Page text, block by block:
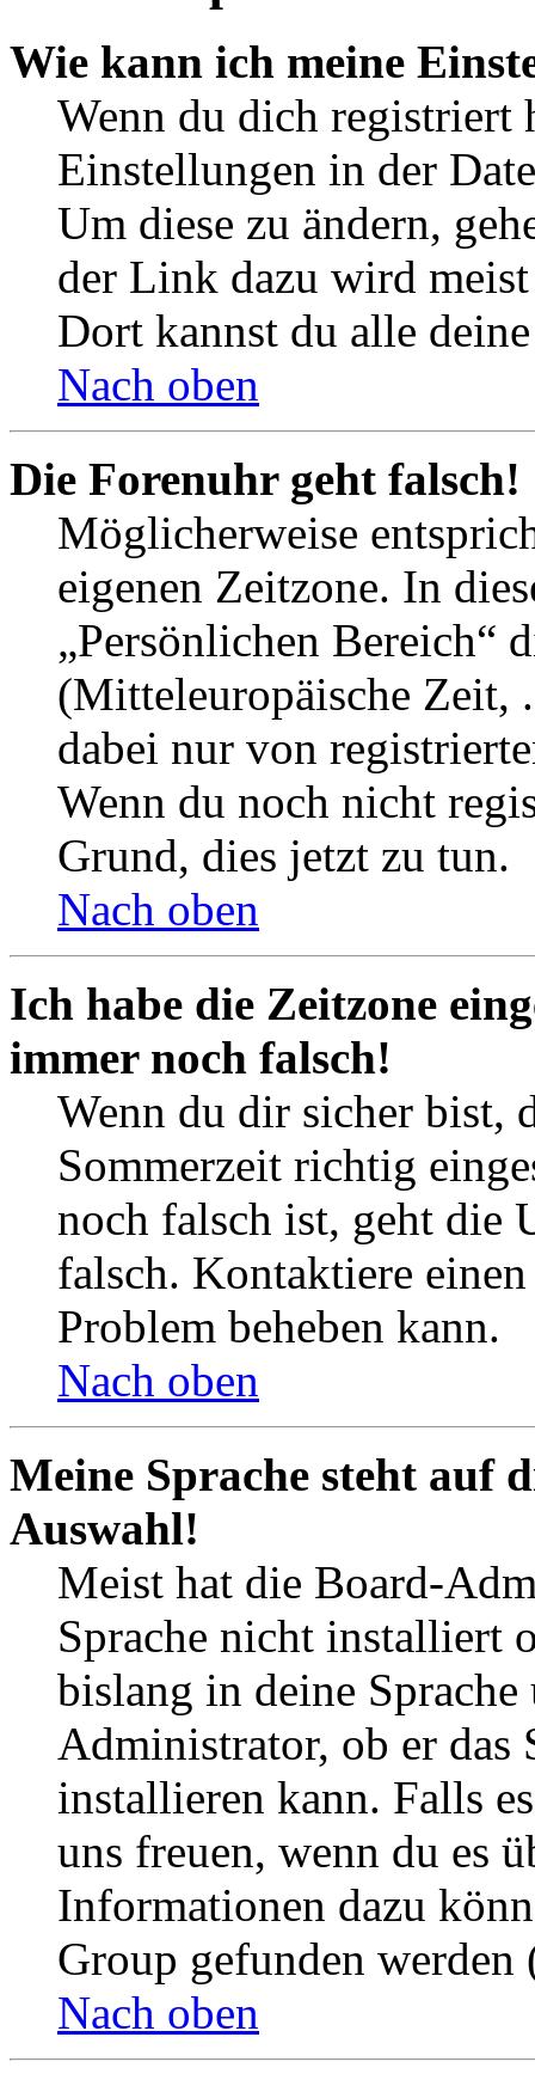
Wie kann ich meine
Wenn du dich registriert
Einstellungen in der
Um diese zu ändern,
der Link dazu wird
Dort kannst du alle
Nach oben
Die Forenuhr geht falsch!
Möglicherweise
eigenen Zeitzone. In
„Persönlichen Bereich“
(Mitteleuropäische Zeit,
dabei nur von
Wenn du noch nicht
Grund, dies jetzt zu tun.
Nach oben
Ich habe die Zeitzone
immer noch falsch!
Wenn du dir sicher bist,
Sommerzeit richtig
noch falsch ist, geht die
falsch. Kontaktiere
Problem beheben kann.
Nach oben
Meine Sprache steht auf
Auswahl!
Meist hat die Board-
Sprache nicht installiert
bislang in deine
Administrator, ob er das
installieren kann. Falls
uns freuen, wenn du es
Informationen dazu
Group gefunden
Nach oben